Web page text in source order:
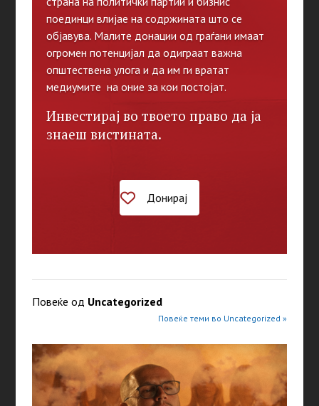
поединци влијае на содржината што се
објавува. Малите донации од граѓани имаат
огромен потенцијал да одиграат важна
општествена улога и да им ги вратат
медиумите на оние за кои постојат.
Инвестирај во твоето право да ја
знаеш вистината.
Донирај
Повеќе од Uncategorized
Повеќе теми во Uncategorized »